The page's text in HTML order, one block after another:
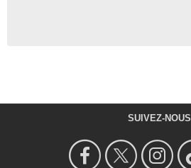
SUIVEZ-NOUS